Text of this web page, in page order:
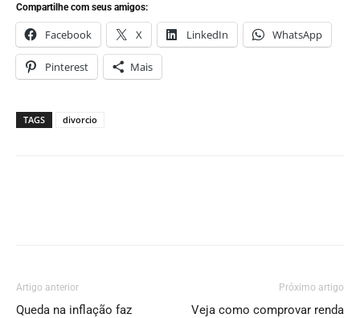
Compartilhe com seus amigos:
Facebook X LinkedIn WhatsApp
Pinterest Mais
TAGS divorcio
Artigo anterior
Queda na inflação faz
Próximo artigo
Veja como comprovar renda